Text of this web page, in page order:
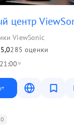
центр
ViewSonic
5,0285 оценки